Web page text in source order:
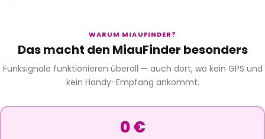
WARUM MIAUFINDER?
Das macht den MiauFinder besonders
Funksignale funktionieren überall — auch dort, wo kein GPS und
kein Handy-Empfang ankommt.
0 €